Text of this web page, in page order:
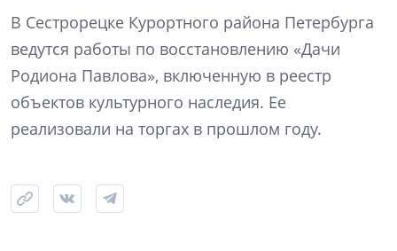
В Сестрорецке Курортного района Петербурга
ведутся работы по восстановлению «Дачи
Родиона Павлова», включенную в реестр
объектов культурного наследия. Ее
реализовали на торгах в прошлом году.